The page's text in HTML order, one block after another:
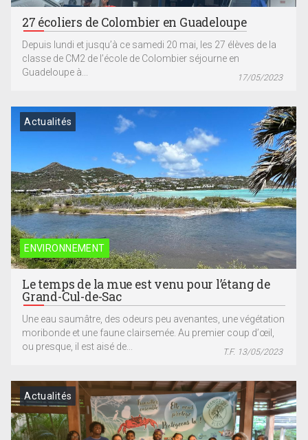
27 écoliers de Colombier en Guadeloupe
Depuis lundi et jusqu’à ce samedi 20 mai, les 27 élèves de la
classe de CM2 de l’école de Colombier séjourne en
Guadeloupe à...
17/05/2023
ENVIRONNEMENT
Actualités
Le temps de la mue est venu pour l’étang de
Grand-Cul-de-Sac
Une eau saumâtre, des odeurs peu avenantes, une végétation
moribonde et une faune clairsemée. Au premier coup d’œil,
ou presque, il est aisé de...
T.F. 13/05/2023
Actualités